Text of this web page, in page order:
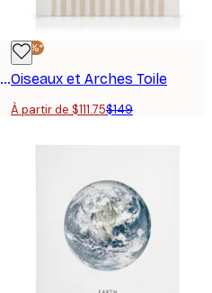
Oiseaux près de la Plage Toile
-25%*
Oiseaux et Arches Toile
À partir de $111.75$149